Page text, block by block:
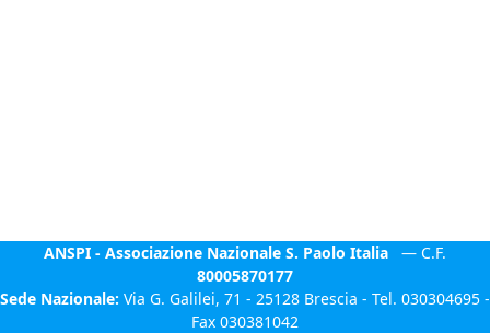
ANSPI - Associazione Nazionale S. Paolo Italia — C.F.
80005870177
Sede Nazionale: Via G. Galilei, 71 - 25128 Brescia - Tel. 030304695 -
Fax 030381042